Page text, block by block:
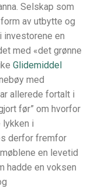
Selskap som
av utbytte og
investorene en
med «det grønne
Glidemiddel
med
allerede fortalt i
før” om hvorfor
lykken i
derfor fremfor
en levetid
hadde en voksen